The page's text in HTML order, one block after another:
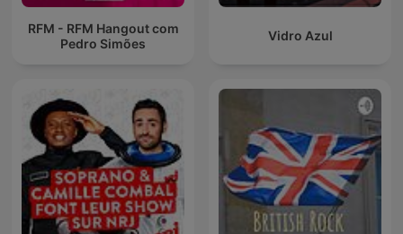
RFM - RFM Hangout com
Pedro Simões
Vidro Azul